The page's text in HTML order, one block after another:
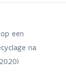
een
na